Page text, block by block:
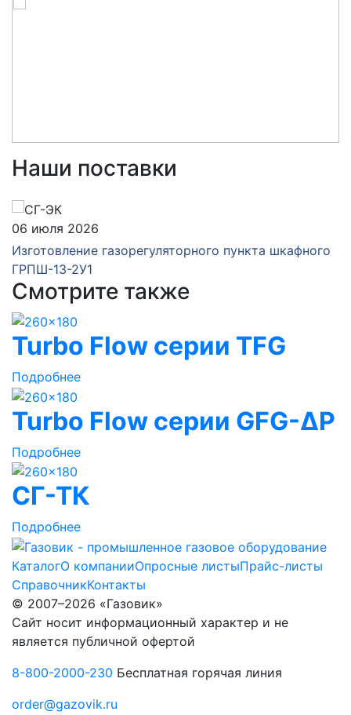
Наши поставки
06 июля 2026
Изготовление газорегуляторного пункта шкафного
ГРПШ-13-2У1
Смотрите также
Turbo Flow серии TFG
Подробнее
Turbo Flow серии GFG-ΔP
Подробнее
СГ-ТК
Подробнее
КаталогО компанииОпросные листыПрайс-листы
СправочникКонтакты
© 2007–2026 «Газовик»
Сайт носит информационный характер и не
является публичной офертой
8-800-2000-230 Бесплатная горячая линия
order@gazovik.ru